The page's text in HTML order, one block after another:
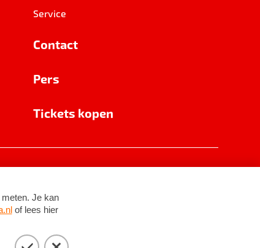
Service
Contact
Pers
Tickets kopen